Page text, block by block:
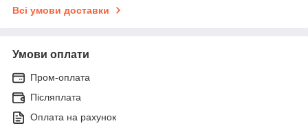
Всі умови доставки
Умови оплати
Пром-оплата
Післяплата
Оплата на рахунок